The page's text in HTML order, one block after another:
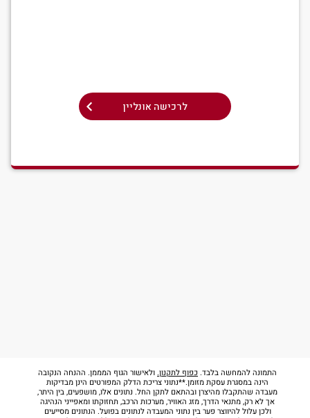
לרכישה אונליין
התמונה להמחשה בלבד. כפוף לתקנון.ולאישור הגוף המממן. ההנחה הנקובה
הינה במסגרת עסקת מזומן.**נתוני צריכת הדלק המפורטים הינן מבדיקות
מעבדה שהתקבלו מהיצרן ובהתאם לתקן החל. נתונים אלו, מושפעים, בין היתר,
אך לא רק, מתנאי הדרך, מזג האוויר, מערכות הרכב, תחזוקתו ומאפייני הנהיגה
ולכן עלול להיווצר פער בין נתוני המעבדה לנתונים בפועל. הנתונים מסייעים